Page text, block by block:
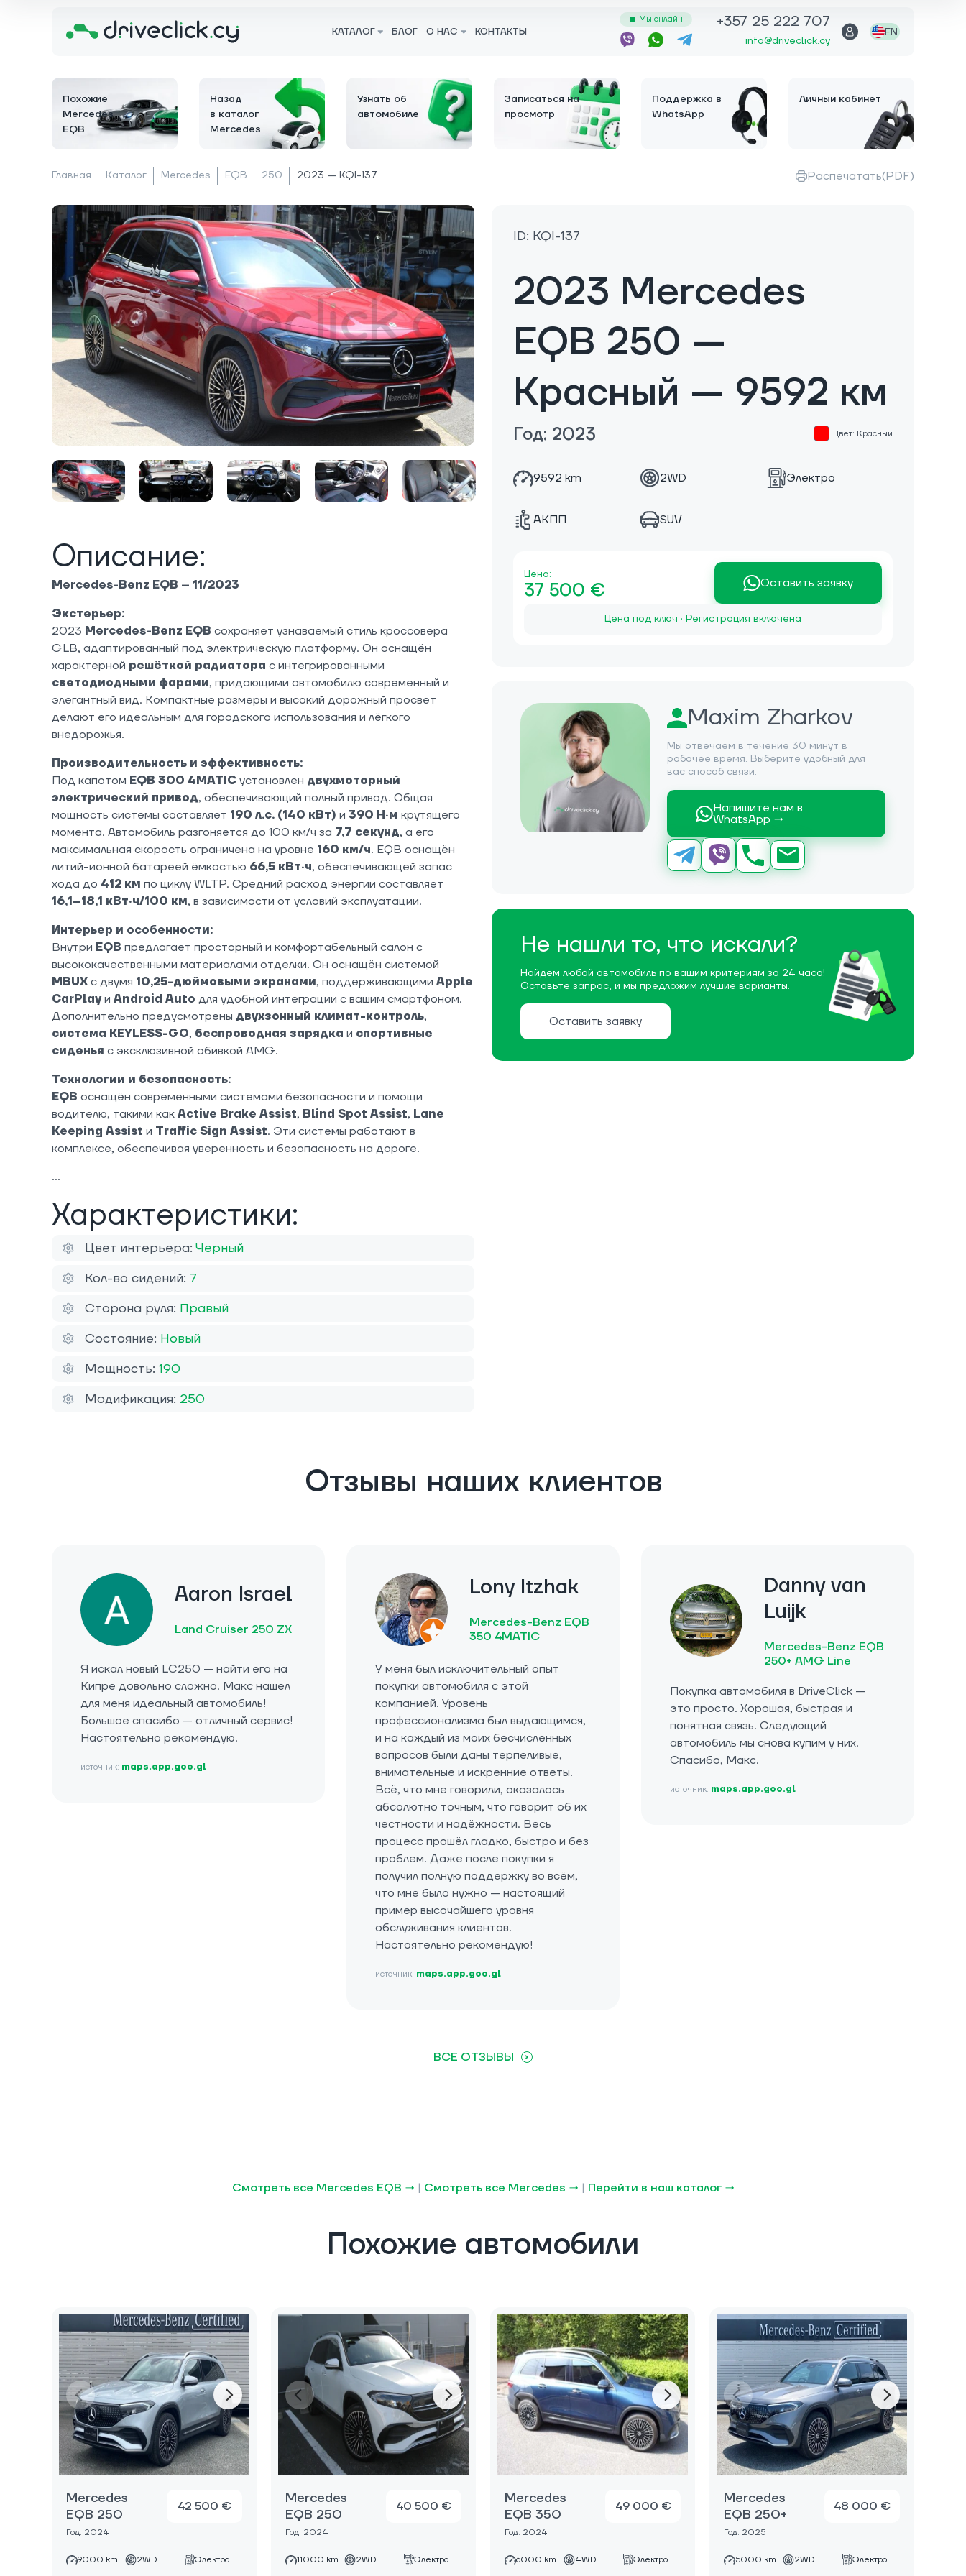
КАТАЛОГ БЛОГ О НАС КОНТАКТЫ
Мы онлайн +357 25 222 707
info@driveclick.cy
EN
Похожие
Mercedes
EQB
Назад
в каталог
Mercedes
Узнать об
автомобиле
Записаться на
просмотр
Поддержка в
WhatsApp
Личный кабинет
Главная Каталог Mercedes EQB 250 2023 — KQI-137 Распечатать(PDF)
ID: KQI-137
2023 Mercedes
EQB 250 —
Красный — 9592 км
Год: 2023 Цвет: Красный
9592 km 2WD Электро
АКПП SUV
Цена:
37 500 € Оставить заявку
Цена под ключ · Регистрация включена
Maxim Zharkov
Мы отвечаем в течение 30 минут в
рабочее время. Выберите удобный для
вас способ связи.
Напишите нам в
WhatsApp →
Не нашли то, что искали?
Найдем любой автомобиль по вашим критериям за 24 часа!
Оставьте запрос, и мы предложим лучшие варианты.
Оставить заявку
Описание:
Mercedes-Benz EQB – 11/2023
Экстерьер:
2023 Mercedes-Benz EQB сохраняет узнаваемый стиль кроссовера
GLB, адаптированный под электрическую платформу. Он оснащён
характерной решёткой радиатора с интегрированными
светодиодными фарами, придающими автомобилю современный и
элегантный вид. Компактные размеры и высокий дорожный просвет
делают его идеальным для городского использования и лёгкого
внедорожья.
Производительность и эффективность:
Под капотом EQB 300 4MATIC установлен двухмоторный
электрический привод, обеспечивающий полный привод. Общая
мощность системы составляет 190 л.с. (140 кВт) и 390 Н·м крутящего
момента. Автомобиль разгоняется до 100 км/ч за 7,7 секунд, а его
максимальная скорость ограничена на уровне 160 км/ч. EQB оснащён
литий-ионной батареей ёмкостью 66,5 кВт·ч, обеспечивающей запас
хода до 412 км по циклу WLTP. Средний расход энергии составляет
16,1–18,1 кВт·ч/100 км, в зависимости от условий эксплуатации.
Интерьер и особенности:
Внутри EQB предлагает просторный и комфортабельный салон с
высококачественными материалами отделки. Он оснащён системой
MBUX с двумя 10,25-дюймовыми экранами, поддерживающими Apple
CarPlayи Android Auto для удобной интеграции с вашим смартфоном.
Дополнительно предусмотрены двухзонный климат-контроль,
система KEYLESS-GO, беспроводная зарядка и спортивные
сиденья с эксклюзивной обивкой AMG.
Технологии и безопасность:
EQB оснащён современными системами безопасности и помощи
водителю, такими как Active Brake Assist, Blind Spot Assist, Lane
Keeping Assist и Traffic Sign Assist. Эти системы работают в
комплексе, обеспечивая уверенность и безопасность на дороге.
Характеристики:
Цвет интерьера: Черный
Кол-во сидений: 7
Сторона руля: Правый
Состояние: Новый
Мощность: 190
Модификация: 250
Отзывы наших клиентов
Aaron Israel
Land Cruiser 250 ZX
Я искал новый LC250 — найти его на
Кипре довольно сложно. Макс нашел
для меня идеальный автомобиль!
Большое спасибо — отличный сервис!
Настоятельно рекомендую.
источник: maps.app.goo.gl
Lony Itzhak
Mercedes-Benz EQB
350 4MATIC
У меня был исключительный опыт
покупки автомобиля с этой
компанией. Уровень
профессионализма был выдающимся,
и на каждый из моих бесчисленных
вопросов были даны терпеливые,
внимательные и искренние ответы.
Всё, что мне говорили, оказалось
абсолютно точным, что говорит об их
честности и надёжности. Весь
процесс прошёл гладко, быстро и без
проблем. Даже после покупки я
получил полную поддержку во всём,
что мне было нужно — настоящий
пример высочайшего уровня
обслуживания клиентов.
Настоятельно рекомендую!
источник: maps.app.goo.gl
Danny van
Luijk
Mercedes-Benz EQB
250+ AMG Line
Покупка автомобиля в DriveClick —
это просто. Хорошая, быстрая и
понятная связь. Следующий
автомобиль мы снова купим у них.
Спасибо, Макс.
источник: maps.app.goo.gl
ВСЕ ОТЗЫВЫ
Смотреть все Mercedes EQB → | Смотреть все Mercedes → | Перейти в наш каталог →
Похожие автомобили
Mercedes
EQB 250
Год: 2024
42 500 €
9000 km 2WD Электро
Mercedes
EQB 250
Год: 2024
40 500 €
11000 km 2WD Электро
Mercedes
EQB 350
Год: 2024
49 000 €
6000 km 4WD Электро
Mercedes
EQB 250+
Год: 2025
48 000 €
5000 km 2WD Электро